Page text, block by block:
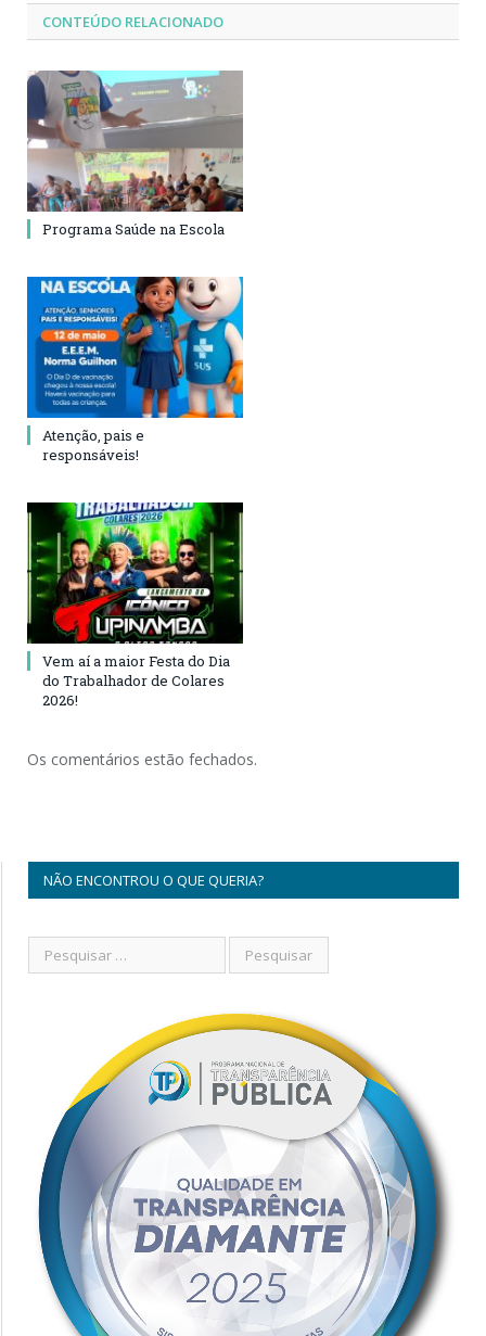
CONTEÚDO RELACIONADO
Programa Saúde na Escola
Atenção, pais e
responsáveis!
Vem aí a maior Festa do Dia
do Trabalhador de Colares
2026!
Os comentários estão fechados.
NÃO ENCONTROU O QUE QUERIA?